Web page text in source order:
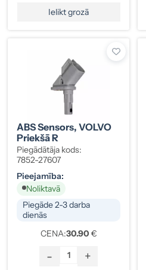
Ielikt grozā
ABS Sensors, VOLVO
Priekšā R
Piegādātāja kods:
7852-27607
Pieejamība:
Noliktavā
Piegāde 2-3 darba
dienās
CENA:30.90 €
- +